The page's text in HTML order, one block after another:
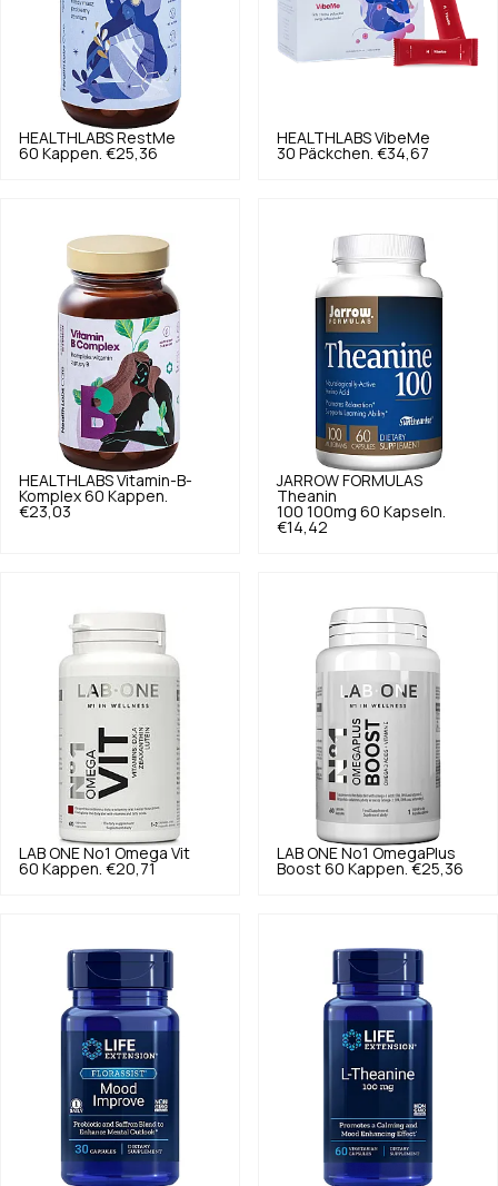
HEALTHLABS RestMe
60 Kappen. €25,36
HEALTHLABS VibeMe
30 Päckchen. €34,67
HEALTHLABS Vitamin-B-
Komplex 60 Kappen.
€23,03
JARROW FORMULAS
Theanin
100 100mg 60 Kapseln.
€14,42
LAB ONE No1 Omega Vit
60 Kappen. €20,71
LAB ONE No1 OmegaPlus
Boost 60 Kappen. €25,36